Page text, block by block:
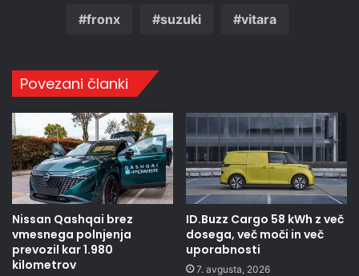
fronx suzuki vitara
Povezani članki
Nissan Qashqai brez
vmesnega polnjenja
prevozil kar 1.980
kilometrov
ID.Buzz Cargo 58 kWh z več
dosega, več moči in več
uporabnosti
7. avgusta, 2026